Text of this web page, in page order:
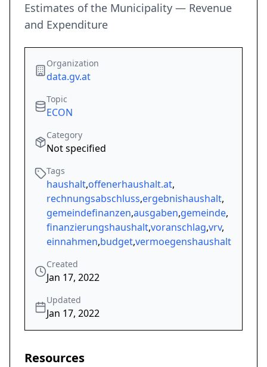
Estimates of the Municipality — Revenue
and Expenditure
Organization
data.gv.at
Topic
ECON
Category
Not specified
Tags
haushalt,offenerhaushalt.at,
rechnungsabschluss,ergebnishaushalt,
gemeindefinanzen,ausgaben,gemeinde,
finanzierungshaushalt,voranschlag,vrv,
einnahmen,budget,vermoegenshaushalt
Created
Jan 17, 2022
Updated
Jan 17, 2022
Resources